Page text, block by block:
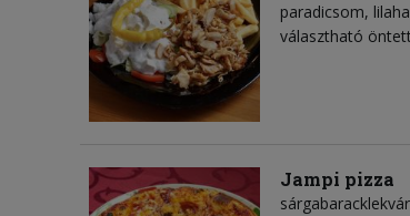
paradicsom,
választható
Jampi pizza